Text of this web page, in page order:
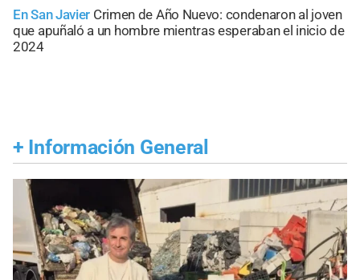
En San Javier Crimen de Año Nuevo: condenaron al joven
que apuñaló a un hombre mientras esperaban el inicio de
2024
+ Información General